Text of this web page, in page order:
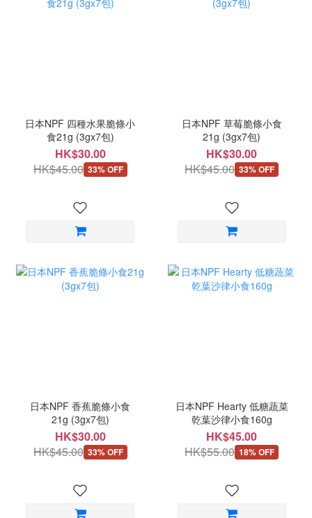
日本NPF 四種水果脆條小
食21g (3gx7包)
HK$30.00
HK$45.00 33% OFF
日本NPF 草莓脆條小食
21g (3gx7包)
HK$30.00
HK$45.00 33% OFF
日本NPF 香蕉脆條小食
21g (3gx7包)
HK$30.00
HK$45.00 33% OFF
日本NPF Hearty 低糖蔬菜
乾葉沙律小食160g
HK$45.00
HK$55.00 18% OFF